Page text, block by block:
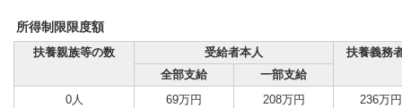
所得制限限度額
扶養親族等の数
受給者本人
扶養義務
全部支給
一部支給
0人
69万円
208万円
236万円